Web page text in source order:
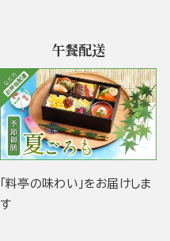
午餐配送
「料亭の味わい」をお届けしま
す